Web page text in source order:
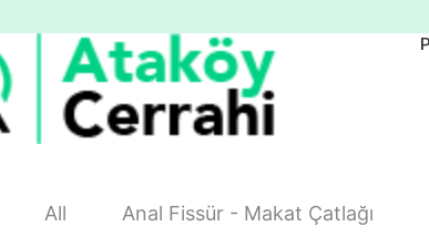
All Anal Fissür - Makat Çatlağı